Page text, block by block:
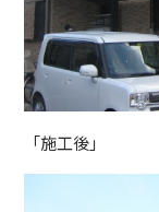
「施工後」